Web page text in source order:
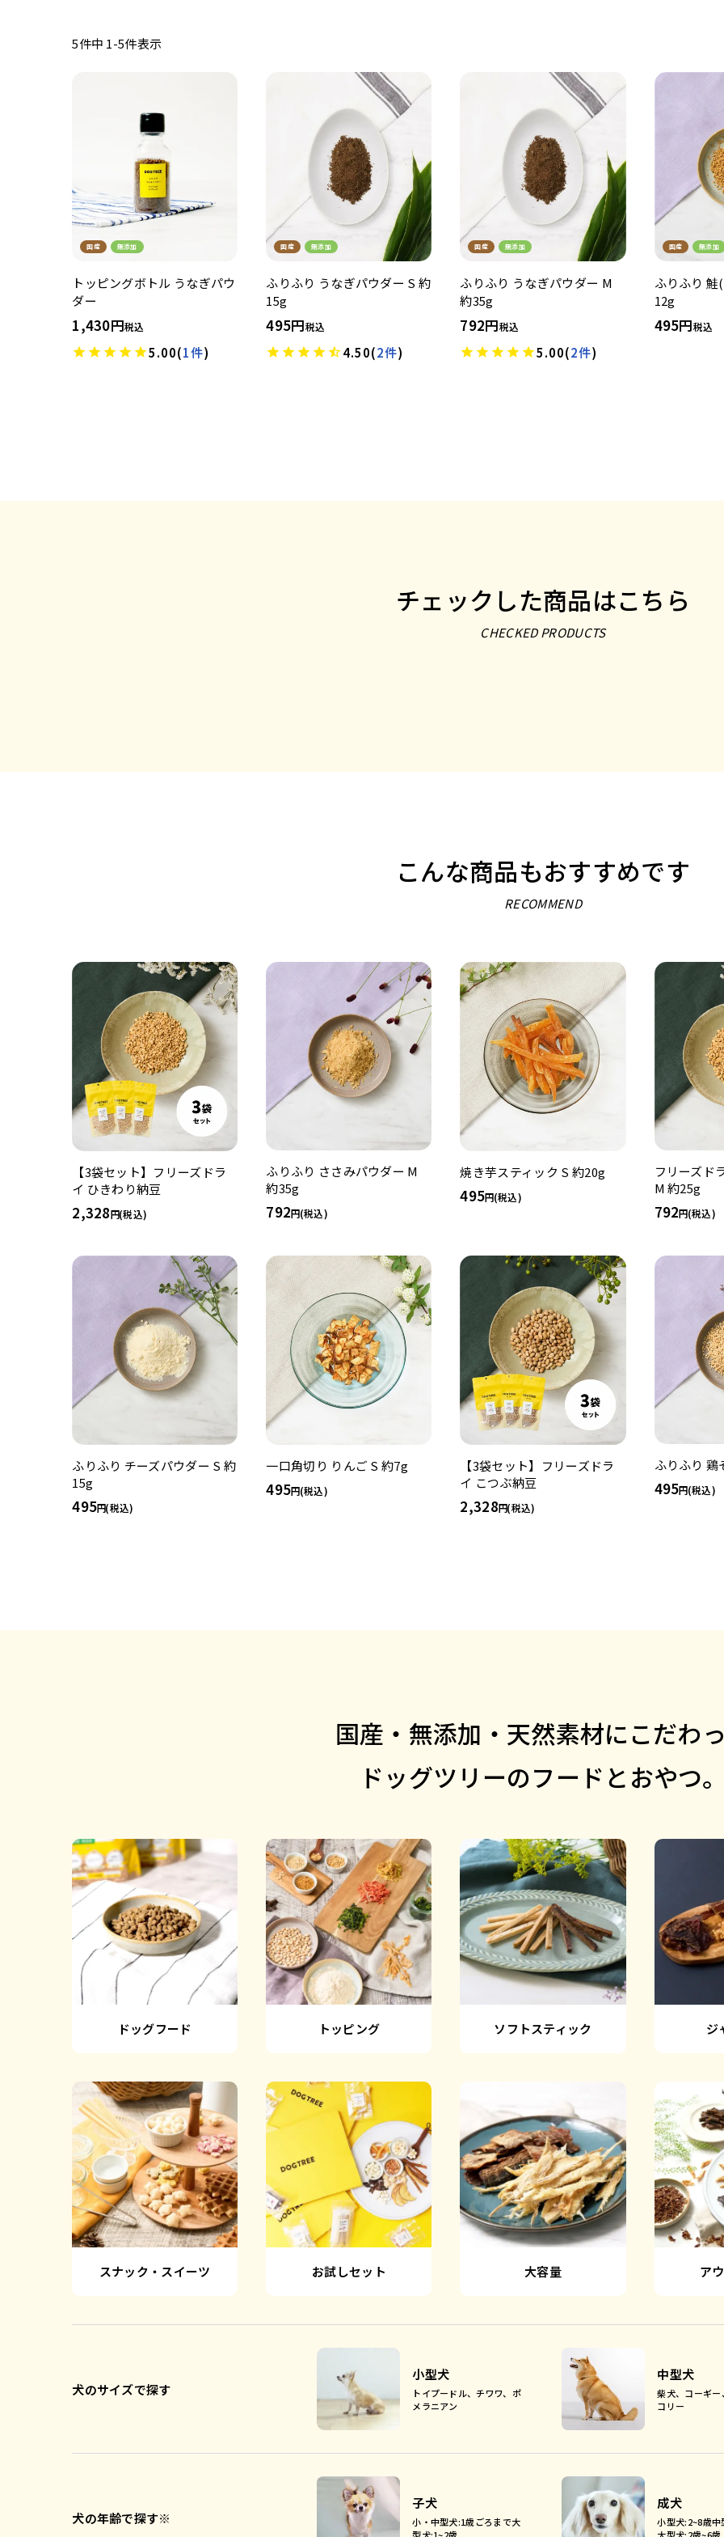
5件中 1-5件表示
国産 無添加
トッピングボトル うなぎパウ
ダー
1,430 税込
5.00(1件)
国産 無添加
ふりふり うなぎパウダー S 約
15g
495 税込
4.50(2件)
国産 無添加
ふりふり うなぎパウダー M
約35g
792 税込
5.00(2件)
国産 無添加
ふりふり 鮭
12g
495 税込
チェックした商品はこちら
CHECKED PRODUCTS
こんな商品もおすすめです
RECOMMEND
【3袋セット】フリーズドラ
イ ひきわり納豆
2,328 (税込)
ふりふり ささみパウダー M
約35g
792 (税込)
焼き芋スティック S 約20g
495 (税込)
フリーズド
M 約25g
792 (税込)
ふりふり チーズパウダー S 約
15g
495 (税込)
一口角切り りんご S 約7g
495 (税込)
【3袋セット】フリーズドラ
イ こつぶ納豆
2,328 (税込)
ふりふり 鶏
495 (税込)
国産・無添加・天然素材にこだわ
ドッグツリーのフードとおやつ。
ドッグフード トッピング ソフトスティック ジ
スナック・スイーツ お試しセット 大容量 ア
犬のサイズで探す
小型犬
トイプードル、チワワ、ポ
メラニアン
中型犬
柴犬、コーギー
コリー
犬の年齢で探す※
子犬
小・中型犬:1歳ごろまで大
成犬
小型犬:2~8歳中